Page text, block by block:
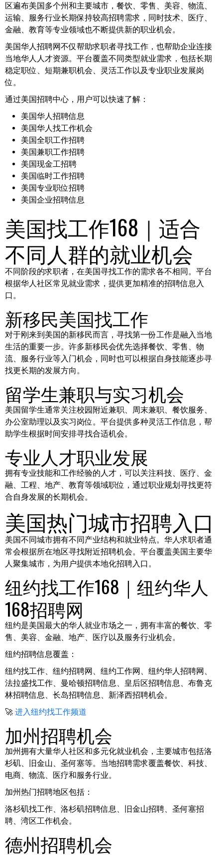
区遍布美国多个州和主要城市，餐饮、零售、美容、物流、
运输、服务行业长期保持较高招聘需求，同时技术、医疗、
金融、教育等专业领域也不断提供新的职业机会。
美国华人招聘网不仅帮助求职者寻找工作，也帮助企业连接
当地华人人才资源。平台覆盖不同类型就业需求，包括长期
稳定职位、短期兼职机会、灵活工作以及专业职业发展岗
位。
通过美国招聘中心，用户可以快速了解：
美国华人招聘信息
美国华人找工作机会
美国全职工作招聘
美国兼职工作招聘
美国现金工招聘
美国临时工作招聘
美国专业职位招聘
美国企业招聘信息
美国找工作168｜适合
不同人群的就业机会
不同阶段的求职者，在美国寻找工作的需求各不相同。平台
根据华人社区常见就业需求，提供更加精准的招聘信息入
口。
新移民美国找工作
对于刚来到美国的新移民而言，寻找第一份工作是融入当地
生活的重要一步。许多新移民会优先选择餐饮、零售、物
流、服务行业等入门机会，同时也可以根据自身技能逐步寻
找更长期的发展方向。
留学生兼职与实习机会
美国留学生通常关注校园附近兼职、周末兼职、餐饮服务、
办公室助理以及实习岗位。平台提供多种灵活工作信息，帮
助学生根据时间安排寻找合适机会。
专业人才职业发展
拥有专业技能和工作经验的人才，可以关注科技、医疗、金
融、工程、地产、教育等领域职位，通过职业规划寻找更符
合自身发展的长期机会。
美国热门城市招聘入口
美国不同城市拥有不同产业结构和就业特点。华人求职者通
常会根据所在地区寻找附近招聘机会。平台覆盖美国主要华
人聚集城市，为用户提供本地化招聘入口。
纽约找工作168｜纽约华人
168招聘网
纽约是美国最大的华人就业市场之一，拥有丰富的餐饮、零
售、美容、金融、地产、医疗以及服务行业机会。
纽约招聘信息覆盖：
纽约找工作、纽约招聘网、纽约工作网、纽约华人招聘网、
法拉盛找工作、曼哈顿招聘信息、皇后区招聘信息、布鲁克
林招聘信息、长岛招聘信息、新泽西招聘机会。
🚀 进入纽约找工作频道
加州招聘机会
加州拥有大量华人社区和多元化就业机会，主要城市包括洛
杉矶、旧金山、圣何塞等。当地招聘需求覆盖餐饮、科技、
电商、物流、医疗和服务行业。
加州热门招聘地区包括：
洛杉矶找工作、洛杉矶招聘信息、旧金山招聘、圣何塞招
聘、湾区工作机会。
德州招聘机会